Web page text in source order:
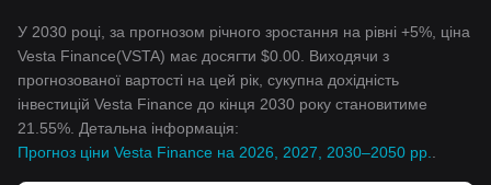
У 2030 році, за прогнозом річного зростання на рівні +5%, ціна
Vesta Finance(VSTA) має досягти $0.00. Виходячи з
прогнозованої вартості на цей рік, сукупна дохідність
інвестицій Vesta Finance до кінця 2030 року становитиме
21.55%. Детальна інформація:
Прогноз ціни Vesta Finance на 2026, 2027, 2030–2050 рр.